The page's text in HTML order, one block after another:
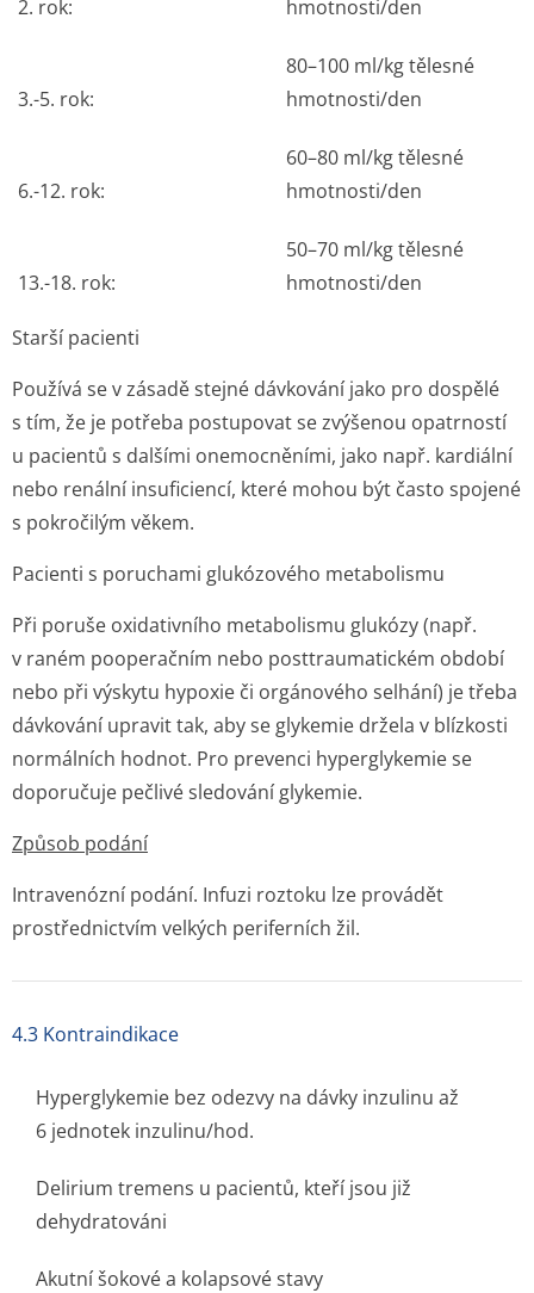
2. rok:
hmotnosti/den
3.-5. rok:
80–100 ml/kg tělesné
hmotnosti/den
6.-12. rok:
60–80 ml/kg tělesné
hmotnosti/den
13.-18. rok:
50–70 ml/kg tělesné
hmotnosti/den
Starší pacienti
Používá se v zásadě stejné dávkování jako pro dospělé
s tím, že je potřeba postupovat se zvýšenou opatrností
u pacientů s dalšími onemocněními, jako např. kardiální
nebo renální insuficiencí, které mohou být často spojené
s pokročilým věkem.
Pacienti s poruchami glukózového metabolismu
Při poruše oxidativního metabolismu glukózy (např.
v raném pooperačním nebo posttraumatickém období
nebo při výskytu hypoxie či orgánového selhání) je třeba
dávkování upravit tak, aby se glykemie držela v blízkosti
normálních hodnot. Pro prevenci hyperglykemie se
doporučuje pečlivé sledování glykemie.
Způsob podání
Intravenózní podání. Infuzi roztoku lze provádět
prostřednictvím velkých periferních žil.
4.3 Kontraindikace
Hyperglykemie bez odezvy na dávky inzulinu až
6 jednotek inzulinu/hod.
Delirium tremens u pacientů, kteří jsou již
dehydratováni
Akutní šokové a kolapsové stavy